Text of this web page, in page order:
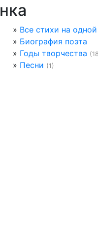
» Все стихи на
» Биография поэта
» Годы творчества
» Песни (1)